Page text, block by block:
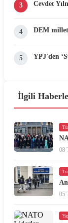
3 Cevdet
4 DEM
5 YPJ'den
İlgili
08
05